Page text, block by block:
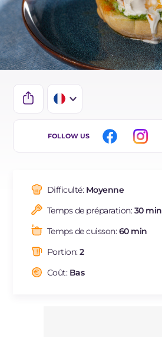
IT
ES
DE
FOLLOW US
Difficulté: Moyenne
Temps de préparation:30 min
Temps de cuisson:60 min
Portion:2
Coût: Bas